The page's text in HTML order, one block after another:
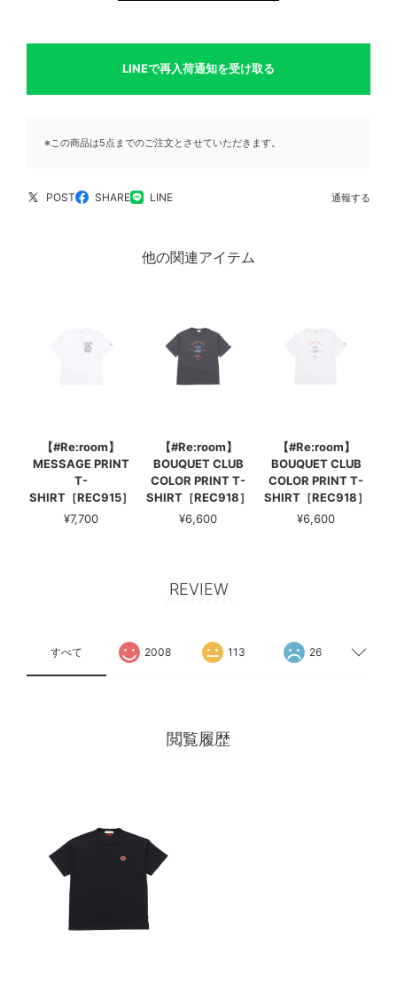
LINEで再入荷通知を受け取る
※この商品は5点までのご注文とさせていただきます。
POST SHARE LINE 通報する
他の関連アイテム
【#Re:room】
MESSAGE PRINT
T-
SHIRT［REC915］
¥7,700
【#Re:room】
BOUQUET CLUB
COLOR PRINT T-
SHIRT［REC918］
¥6,600
【#Re:room】
BOUQUET CLUB
COLOR PRINT T-
SHIRT［REC918］
¥6,600
REVIEW
すべて 2008 113 26
閲覧履歴